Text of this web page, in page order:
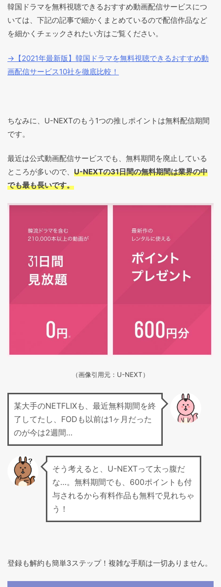
韓国ドラマを無料視聴できるおすすめ動画配信サービスにつ
いては、下記の記事で細かくまとめているので配信作品など
を細かくチェックされたい方はご覧ください。
→【2021年最新版】韓国ドラマを無料視聴できるおすすめ動
画配信サービス10社を徹底比較！
ちなみに、U-NEXTのもう1つの推しポイントは無料配信期間
です。
最近は公式動画配信サービスでも、無料期間を廃止している
ところが多いので、 U-NEXTの31日間の無料期間は業界の中
でも最も長いです。
（画像引用元：U-NEXT）
某大手のNETFLIXも、最近無料期間を終
了してたし、FODも以前は1ヶ月だった
のが今は2週間…
そう考えると、U-NEXTって太っ腹だ
な…。無料期間でも、600ポイントも付
与されるから有料作品も無料で見れちゃ
う！
登録も解約も簡単3ステップ！複雑な手順は一切ありません。